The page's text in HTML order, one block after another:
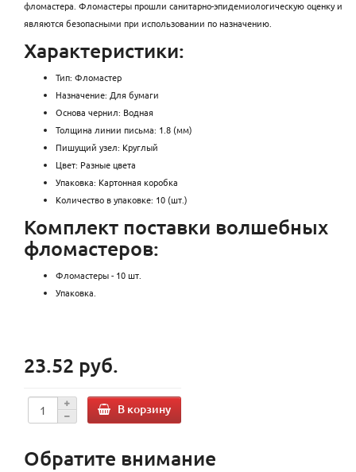
фломастера. Фломастеры прошли санитарно-эпидемиологическую оценку и
являются безопасными при использовании по назначению.
Характеристики:
Тип: Фломастер
Назначение: Для бумаги
Основа чернил: Водная
Толщина линии письма: 1.8 (мм)
Пишущий узел: Круглый
Цвет: Разные цвета
Упаковка: Картонная коробка
Количество в упаковке: 10 (шт.)
Комплект поставки волшебных
фломастеров:
Фломастеры - 10 шт.
Упаковка.
23.52 руб.
В корзину
Обратите внимание